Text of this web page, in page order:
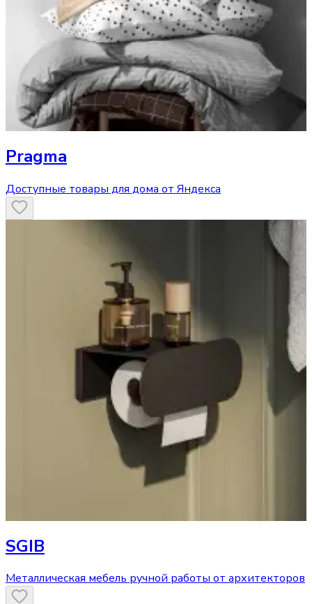
Pragma
Доступные товары для дома от Яндекса
SGIB
Металлическая мебель ручной работы от архитекторов